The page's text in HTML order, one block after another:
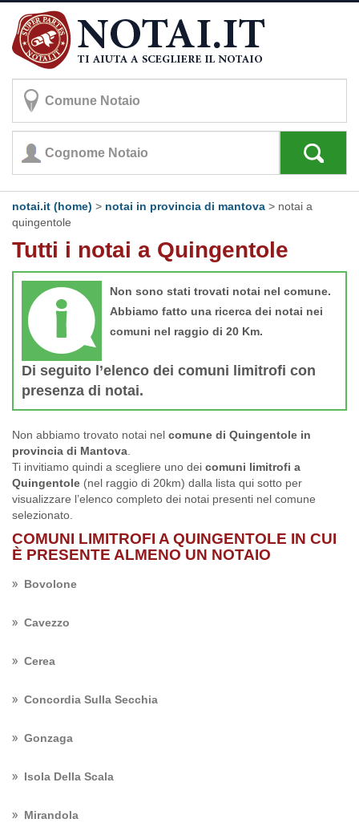
notai.it (home) > notai in provincia di mantova > notai a
quingentole
Tutti i notai a Quingentole
Non sono stati trovati notai nel comune.
Abbiamo fatto una ricerca dei notai nei
comuni nel raggio di 20 Km.
Di seguito l’elenco dei comuni limitrofi con
presenza di notai.
Non abbiamo trovato notai nel comune di Quingentole in
provincia di Mantova
Ti invitiamo quindi a scegliere uno dei comuni limitrofi a
Quingentole (nel raggio di 20km) dalla lista qui sotto per
visualizzare l’elenco completo dei notai presenti nel comune
selezionato.
COMUNI LIMITROFI A QUINGENTOLE IN CUI
È PRESENTE ALMENO UN NOTAIO
Bovolone
Cavezzo
Cerea
Concordia Sulla Secchia
Gonzaga
Isola Della Scala
Mirandola